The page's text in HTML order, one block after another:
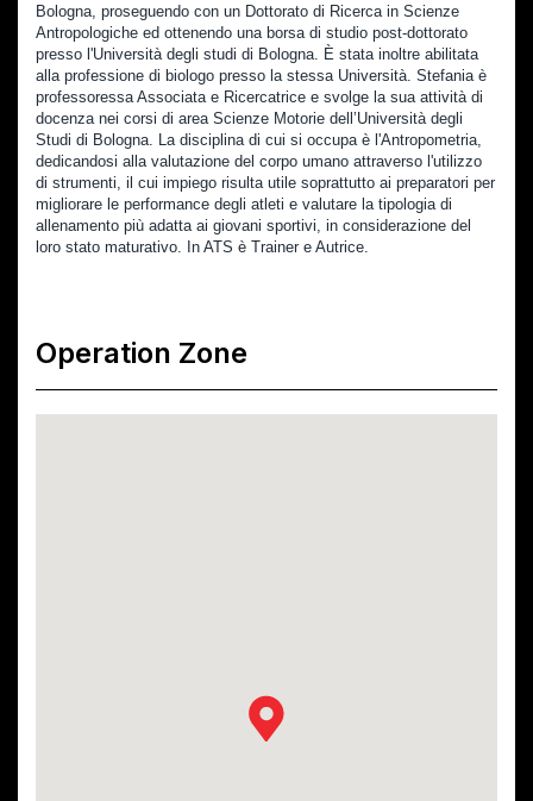
Bologna, proseguendo con un Dottorato di Ricerca in Scienze
Antropologiche ed ottenendo una borsa di studio post-dottorato
presso l'Università degli studi di Bologna. È stata inoltre abilitata
alla professione di biologo presso la stessa Università. Stefania è
professoressa Associata e Ricercatrice e svolge la sua attività di
docenza nei corsi di area Scienze Motorie dell’Università degli
Studi di Bologna. La disciplina di cui si occupa è l'Antropometria,
dedicandosi alla valutazione del corpo umano attraverso l'utilizzo
di strumenti, il cui impiego risulta utile soprattutto ai preparatori per
migliorare le performance degli atleti e valutare la tipologia di
allenamento più adatta ai giovani sportivi, in considerazione del
loro stato maturativo. In ATS è Trainer e Autrice.
Operation Zone